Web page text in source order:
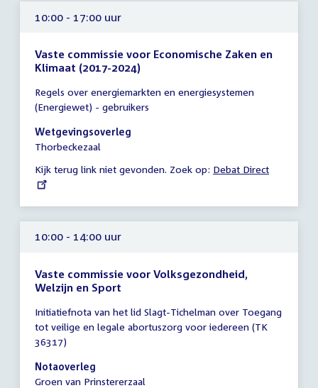
10:00 - 17:00 uur
Vaste commissie voor Economische Zaken en
Klimaat (2017-2024)
vergadering
10:00
-
17:00
Regels over energiemarkten en energiesystemen
(Energiewet) - gebruikers
Wetgevingsoverleg
Thorbeckezaal
Kijk terug link niet gevonden. Zoek op: External
Debat Direct
10:00 - 14:00 uur
Vaste commissie voor Volksgezondheid,
Welzijn en Sport
vergadering
10:00
-
14:00
uur
Initiatiefnota van het lid Slagt-Tichelman over Toegang
tot veilige en legale abortuszorg voor iedereen (TK
36317)
Notaoverleg
Groen van Prinstererzaal